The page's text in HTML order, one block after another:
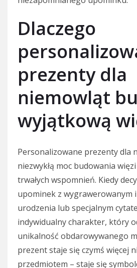
Dlaczego
prezenty dla
niemowląt
wyjątkową
Personalizowane prezenty dla
niezwykłą moc budowania
trwałych wspomnień. Kiedy
upominek z wygrawerowanym
urodzenia lub specjalnym
indywidualny charakter, który
unikalność obdarowywanego
prezent staje się czymś więcej
przedmiotem – staje się